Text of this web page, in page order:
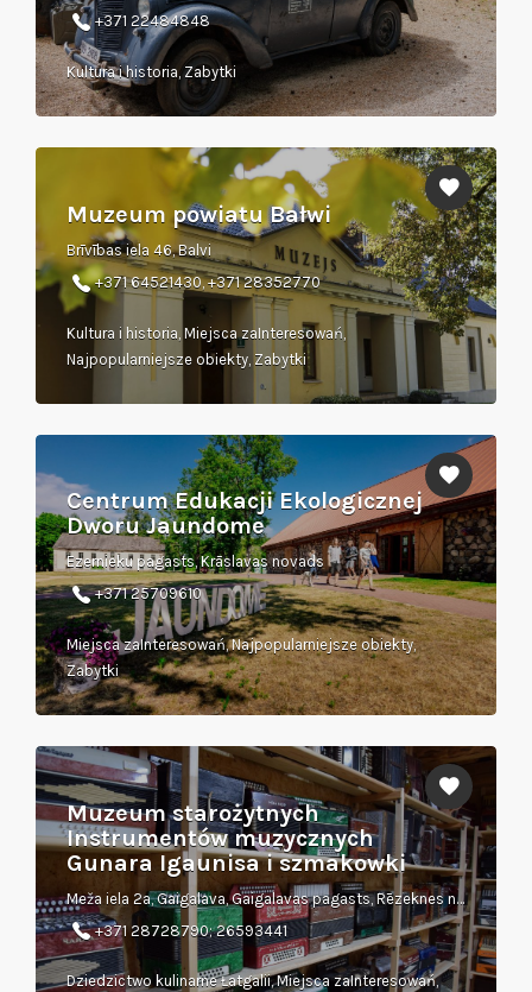
+371 22484848
Kultura i historia, Zabytki
Muzeum powiatu Bałwi
Brīvības iela 46, Balvi
+371 64521430, +371 28352770
Kultura i historia, Miejsca zaInteresowań,
Najpopularniejsze obiekty, Zabytki
Centrum Edukacji Ekologicznej
Dworu Jaundome
Ezernieku pagasts, Krāslavas novads
+371 25709610
Miejsca zaInteresowań, Najpopularniejsze obiekty,
Zabytki
Muzeum starożytnych
Instrumentów muzycznych
Gunara Igaunisa i szmakowki
Meža iela 2a, Gaigalava, Gaigalavas pagasts, Rēzeknes novads
+371 28728790; 26593441
Dziedzictwo kulinarne Łatgalii, Miejsca zaInteresowań,